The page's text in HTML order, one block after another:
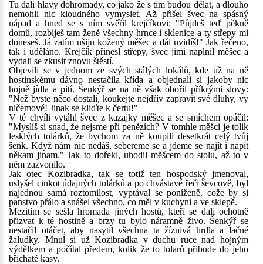
Tu dali hlavy dohromady, co jako že s tím budou dělat, a dlouho
nemohli nic kloudného vymyslet. Až přišel švec na spásný
nápad a hned se s ním svěřil krejčíkovi: "Půjdeš teď pěkně
domů, rozbiješ tam ženě všechny hrnce i sklenice a ty střepy mi
doneseš. Já zatím ušiju kožený měšec a dál uvidíš!" Jak řečeno,
tak i uděláno. Krejčík přinesl střepy, švec jimi naplnil měšec a
vydali se zkusit znovu štěstí.
Objevili se v jednom ze svých stálých lokálů, kde už na ně
hostinskému dávno nestačila křída a objednali si jakoby nic
hojně jídla a pití. Šenkýř se na ně však obořil příkrými slovy:
"Než byste něco dostali, koukejte nejdřív zapravit své dluhy, vy
ničemové! Jinak se kliďte k čertu!"
V té chvíli vytáhl švec z kazajky měšec a se smíchem opáčil:
"Myslíš si snad, že nejsme při penězích? V tomhle měšci je tolik
lesklých tolárků, že bychom za ně koupili desetkrát celý tvůj
šenk. Když nám nic nedáš, sebereme se a jdeme se najít i napít
někam jinam." Jak to dořekl, uhodil měšcem do stolu, až to v
něm zazvonilo.
Jak otec Kozibradka, tak se totiž ten hospodský jmenoval,
uslyšel cinkot údajných tolárků a po chvástavé řeči ševcově, byl
najednou samá roztomilost, vyptával se poníženě, cože by si
panstvo přálo a snášel všechno, co měl v kuchyni a ve sklepě.
Mezitím se sešla hromada jiných hostů, kteří se dali ochotně
přizvat k té hostině a brzy tu bylo náramně živo. Šenkýř se
nestačil otáčet, aby nasytil všechna ta žíznivá hrdla a lačné
žaludky. Mnul si už Kozibradka v duchu ruce nad hojným
výdělkem a počítal předem, kolik že to tolarů přibude do jeho
břichaté kasy.